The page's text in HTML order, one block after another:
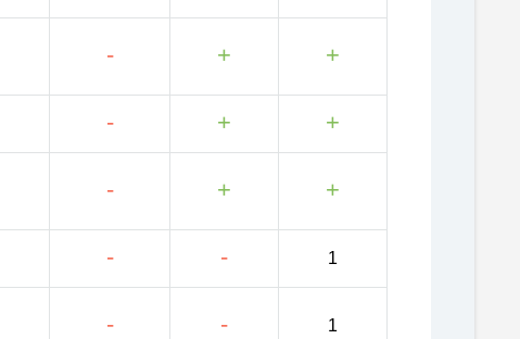
- + +
- + +
- + +
- - 1
- - 1